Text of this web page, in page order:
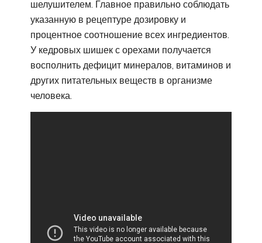
шелушителем. Главное правильно соблюдать
указанную в рецептуре дозировку и
процентное соотношение всех ингредиентов.
У кедровых шишек с орехами получается
восполнить дефицит минералов, витаминов и
других питательных веществ в организме
человека.